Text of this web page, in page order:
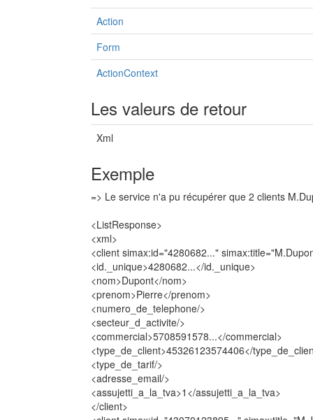
Action
Form
ActionContext
Les valeurs de retour
Xml
Exemple
=> Le service n'a pu récupérer que 2 clients
<ListResponse>
<xml>
<client simax:id="4280682..."
<id._unique>4280682...</id._unique>
<nom>Dupont</nom>
<prenom>Pierre</prenom>
<numero_de_telephone/>
<secteur_d_activite/>
<commercial>5708591578...</commercial>
<type_de_client>45326123574406</
<type_de_tarif/>
<adresse_email/>
<assujetti_a_la_tva>1</assujetti_a_la_tva>
</client>